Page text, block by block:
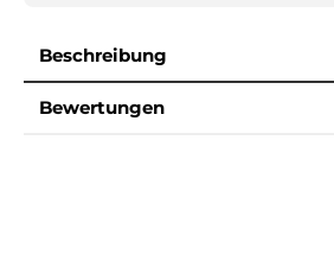
Beschreibung
Bewertungen